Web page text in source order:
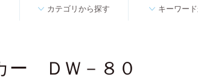
カテゴリから探す キーワー
ー ＤＷ－８０